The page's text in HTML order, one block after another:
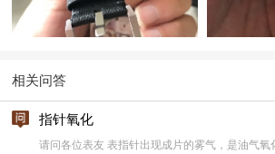
相关问答
指针氧化
请问各位表友 表指针出现成片的雾气，是油气氧